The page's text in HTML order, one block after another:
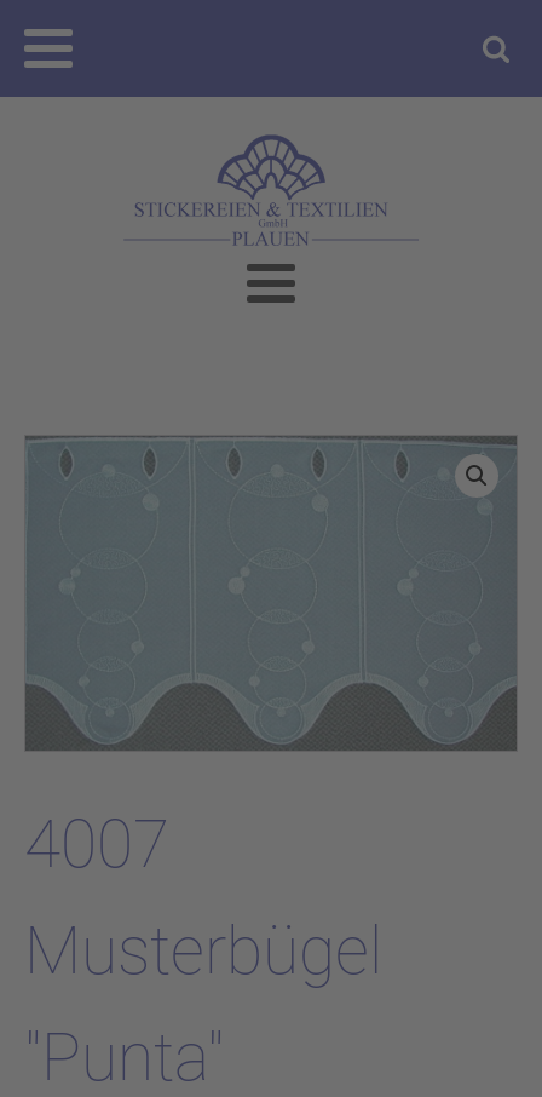
4007
Musterbügel
"Punta"